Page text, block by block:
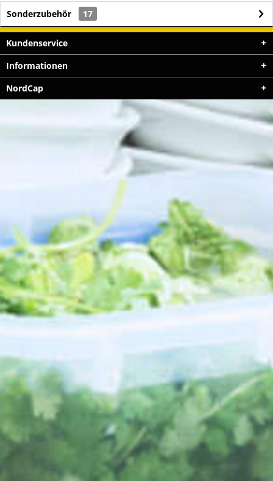
Sonderzubehör 17
Kundenservice
Informationen
NordCap